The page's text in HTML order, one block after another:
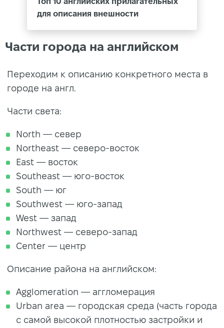
для описания внешности
Части города на английском
Переходим к описанию конкретного места в
городе на англ.
Части света:
North — север
Northeast — северо-восток
East — восток
Southeast — юго-восток
South — юг
Southwest — юго-запад
West — запад
Northwest — северо-запад
Center — центр
Описание района на английском:
Agglomeration — аггломерация
Urban area — городская среда (часть города
с самой высокой плотностью застройки и